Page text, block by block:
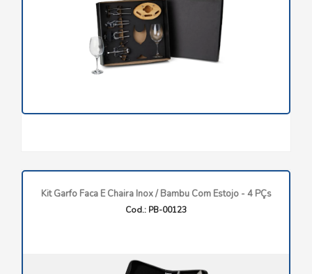
Kit Garfo Faca E Chaira Inox / Bambu Com Estojo - 4 PÇs
Cod.: PB-00123